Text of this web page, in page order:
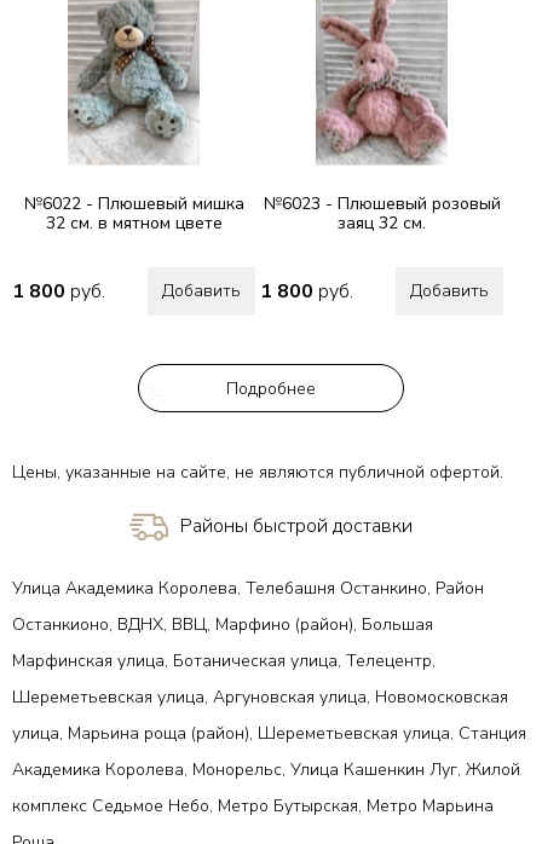
№6022 - Плюшевый мишка
32 см. в мятном цвете
1 800 руб. Добавить
№6023 - Плюшевый розовый
заяц 32 см.
1 800 руб. Добавить
Подробнее
Цены, указанные на сайте, не являются публичной офертой.
Районы быстрой доставки
Улица Академика Королева, Телебашня Останкино, Район
Останкионо, ВДНХ, ВВЦ, Марфино (район), Большая
Марфинская улица, Ботаническая улица, Телецентр,
Шереметьевская улица, Аргуновская улица, Новомосковская
улица, Марьина роща (район), Шереметьевская улица, Станция
Академика Королева, Монорельс, Улица Кашенкин Луг, Жилой
комплекс Седьмое Небо, Метро Бутырская, Метро Марьина